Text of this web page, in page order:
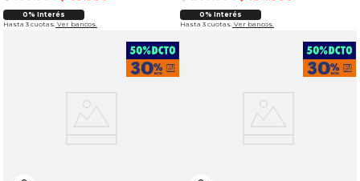
0% Interés
Hasta 3 cuotas. Ver bancos.
0% Interés
Hasta 3 cuotas. Ver bancos.